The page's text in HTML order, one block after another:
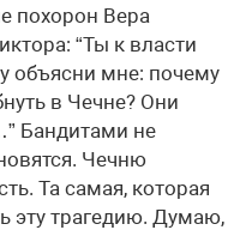
похорон Вера
“Ты к власти
объясни мне: почему
в Чечне? Они
Бандитами не
Чечню
Та самая, которая
эту трагедию. Думаю,